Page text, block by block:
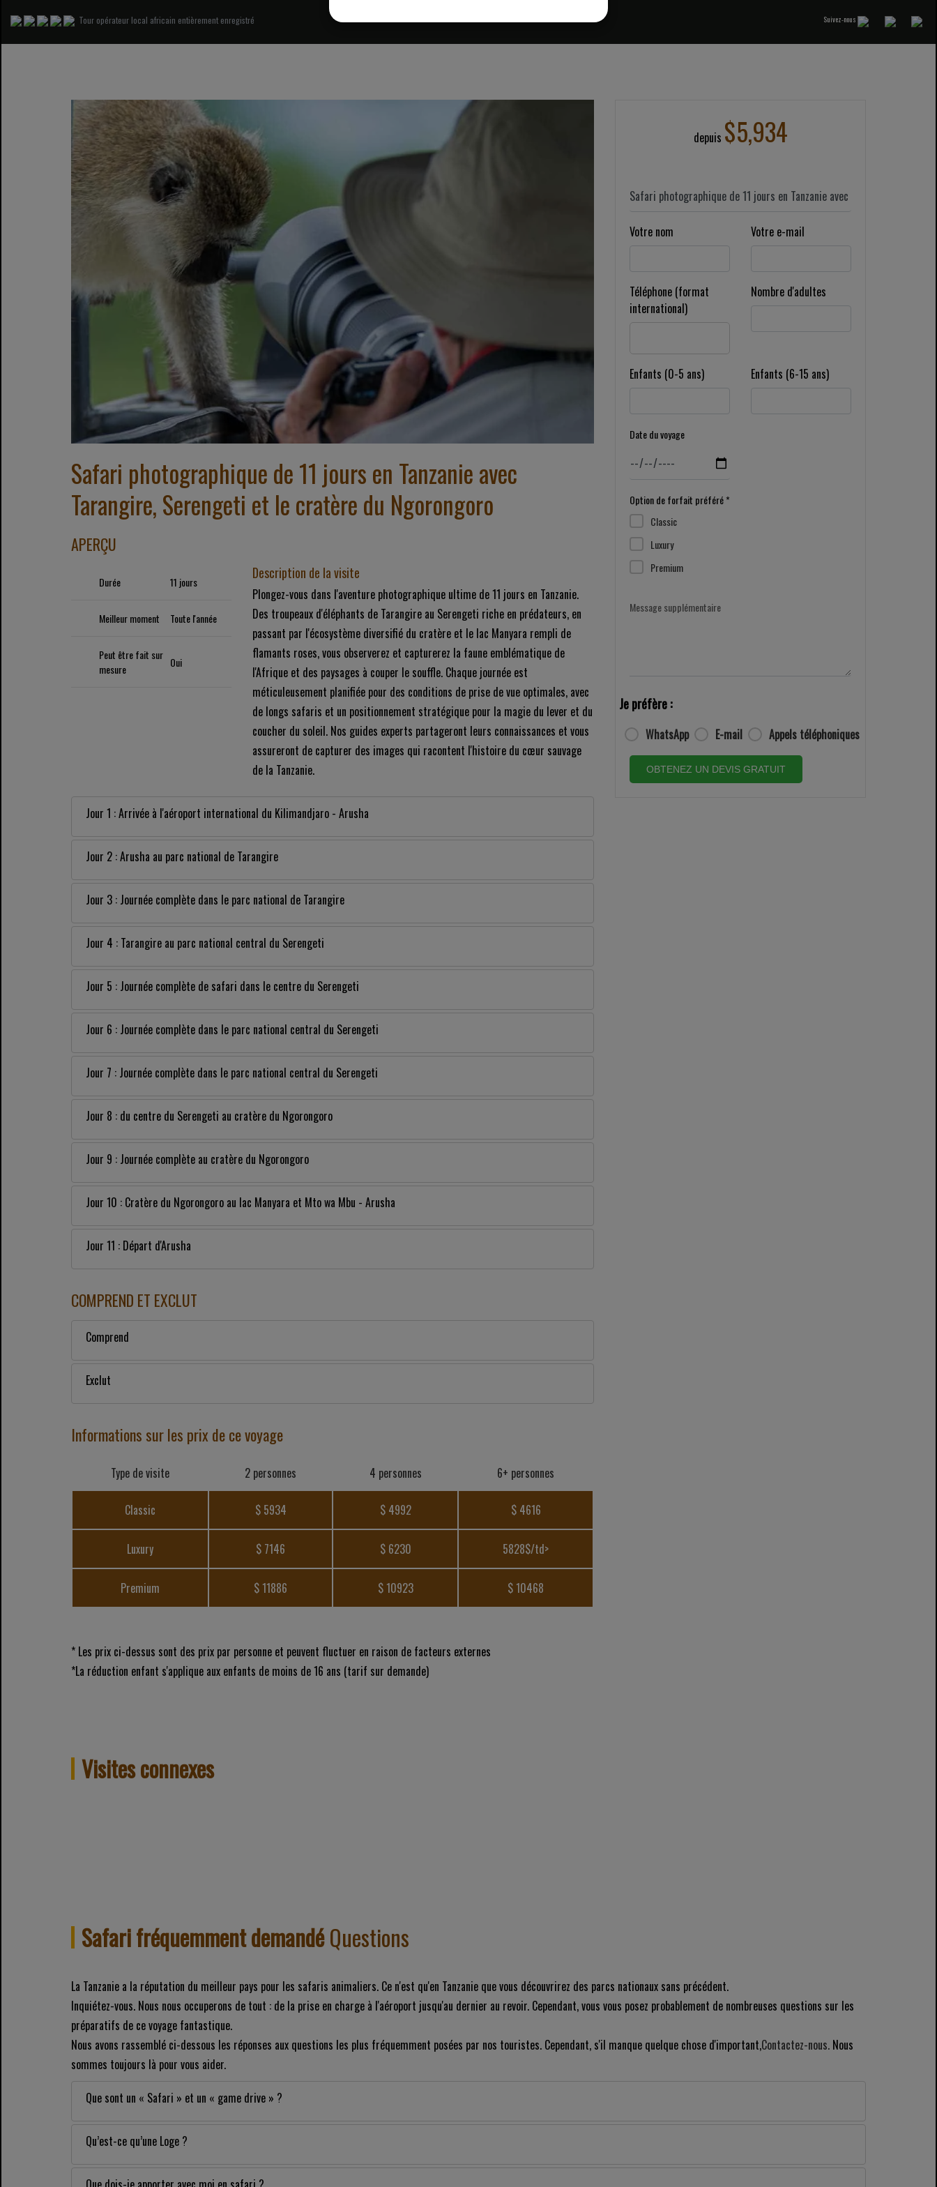
Tour opérateur local africain entièrement enregistré Suivez-nous
Safari photographique de 11 jours en Tanzanie avec
Tarangire, Serengeti et le cratère du Ngorongoro
APERÇU
Durée 11 jours
Meilleur moment Toute l'année
Peut être fait sur
mesure
Oui
Description de la visite
Plongez-vous dans l'aventure photographique ultime de 11 jours en Tanzanie.
Des troupeaux d'éléphants de Tarangire au Serengeti riche en prédateurs, en
passant par l'écosystème diversifié du cratère et le lac Manyara rempli de
flamants roses, vous observerez et capturerez la faune emblématique de
l'Afrique et des paysages à couper le souffle. Chaque journée est
méticuleusement planifiée pour des conditions de prise de vue optimales, avec
de longs safaris et un positionnement stratégique pour la magie du lever et du
coucher du soleil. Nos guides experts partageront leurs connaissances et vous
assureront de capturer des images qui racontent l'histoire du cœur sauvage
de la Tanzanie.
Jour 1 : Arrivée à l'aéroport international du Kilimandjaro - Arusha
Jour 2 : Arusha au parc national de Tarangire
Jour 3 : Journée complète dans le parc national de Tarangire
Jour 4 : Tarangire au parc national central du Serengeti
Jour 5 : Journée complète de safari dans le centre du Serengeti
Jour 6 : Journée complète dans le parc national central du Serengeti
Jour 7 : Journée complète dans le parc national central du Serengeti
Jour 8 : du centre du Serengeti au cratère du Ngorongoro
Jour 9 : Journée complète au cratère du Ngorongoro
Jour 10 : Cratère du Ngorongoro au lac Manyara et Mto wa Mbu - Arusha
Jour 11 : Départ d'Arusha
COMPREND ET EXCLUT
Comprend
Exclut
Informations sur les prix de ce voyage
Type de visite 2 personnes 4 personnes 6+ personnes
Classic $ 5934 $ 4992 $ 4616
Luxury $ 7146 $ 6230 5828$/td>
Premium $ 11886 $ 10923 $ 10468
* Les prix ci-dessus sont des prix par personne et peuvent fluctuer en raison de facteurs externes
*La réduction enfant s'applique aux enfants de moins de 16 ans (tarif sur demande)
depuis $5,934
Votre nom Votre e-mail
Téléphone (format
international)
Nombre d'adultes
Enfants (0-5 ans) Enfants (6-15 ans)
Date du voyage
Option de forfait préféré *
Classic
Luxury
Premium
Message supplémentaire
Je préfère :
WhatsApp E-mail Appels téléphoniques
OBTENEZ UN DEVIS GRATUIT
Visites connexes
Safari fréquemment demandéQuestions
La Tanzanie a la réputation du meilleur pays pour les safaris animaliers. Ce n'est qu'en Tanzanie que vous découvrirez des parcs nationaux sans précédent.
Inquiétez-vous. Nous nous occuperons de tout : de la prise en charge à l'aéroport jusqu'au dernier au revoir. Cependant, vous vous posez probablement de nombreuses questions sur les
préparatifs de ce voyage fantastique.
Nous avons rassemblé ci-dessous les réponses aux questions les plus fréquemment posées par nos touristes. Cependant, s'il manque quelque chose d'important,Contactez-nous. Nous
sommes toujours là pour vous aider.
Que sont un « Safari » et un « game drive » ?
Qu’est-ce qu’une Loge ?